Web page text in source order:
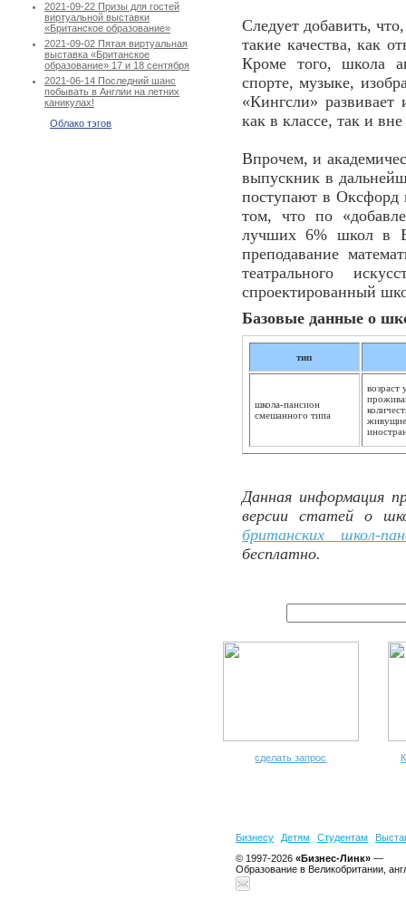
2021-09-22 Призы для гостей
виртуальной выставки
«Британское образование»
2021-09-02 Пятая виртуальная
выставка «Британское
образование» 17 и 18 сентября
2021-06-14 Последний шанс
побывать в Англии на летних
каникулах!
Облако тэгов
Следует добавить,
такие качества, как
Кроме того, школа
спорте, музыке,
«Кингсли»
как в классе, так и вне
Впрочем, и
выпускник в
поступают в Оксфорд
том, что по
лучших 6% школ в
преподавание
театрального
спроектированный
Базовые данные о
тип
школа-пансион
смешанного типа
возраст
Данная информация
версии статей о
британских школ-
бесплатно.
сделать запрос
Бизнесу Детям Студентам
© 1997-2026 «Бизнес-Линк» —
Образование в Великобритании,